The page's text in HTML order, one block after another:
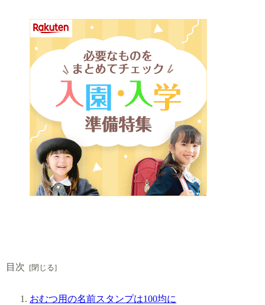
目次
おむつ用の名前スタンプは100均に